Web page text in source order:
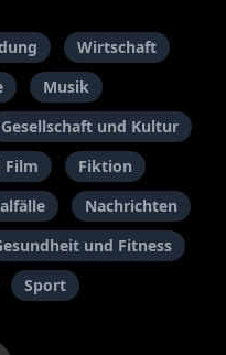
Wirtschaft
Musik
Gesellschaft und Kultur
Film
Fiktion
Nachrichten
und Fitness
Sport